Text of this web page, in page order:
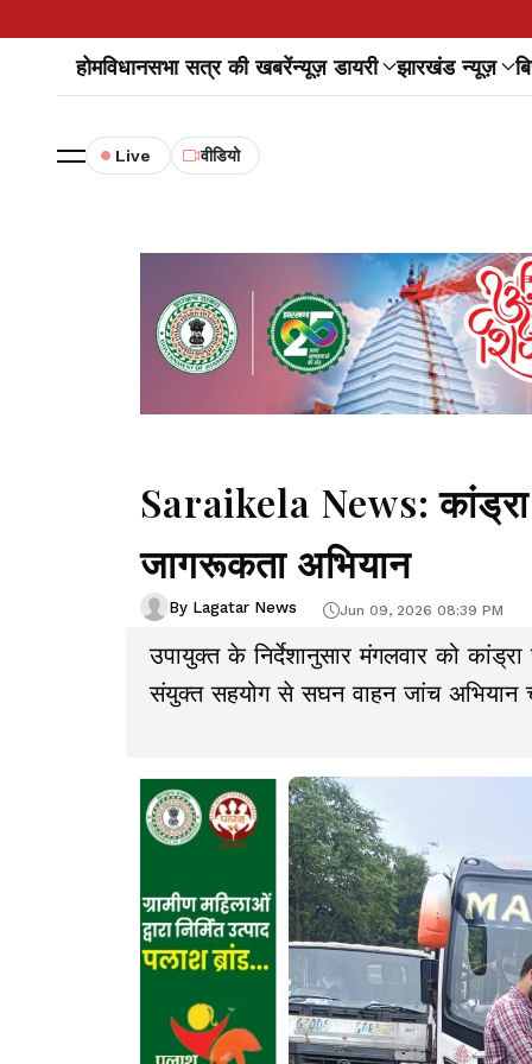
होमविधानसभा सत्र की खबरेंन्यूज़ डायरी झारखंड न्यूज़
Live वीडियो
Saraikela News:
जागरूकता अभियान
By Lagatar News Jun 09, 2026 08:39 PM
उपायुक्त के निर्देशानुसार मंगलवार को
संयुक्त सहयोग से सघन वाहन जांच अभियान